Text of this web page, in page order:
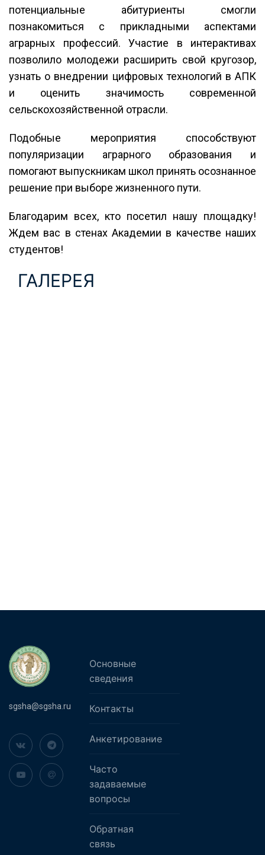
потенциальные абитуриенты смогли
познакомиться с прикладными аспектами
аграрных профессий. Участие в интерактивах
позволило молодежи расширить свой кругозор,
узнать о внедрении цифровых технологий в АПК
и оценить значимость современной
сельскохозяйственной отрасли.
Подобные мероприятия способствуют
популяризации аграрного образования и
помогают выпускникам школ принять осознанное
решение при выборе жизненного пути.
Благодарим всех, кто посетил нашу площадку!
Ждем вас в стенах Академии в качестве наших
студентов!
ГАЛЕРЕЯ
sgsha@sgsha.ru
Основные
сведения
Контакты
Анкетирование
Часто
задаваемые
вопросы
Обратная
связь